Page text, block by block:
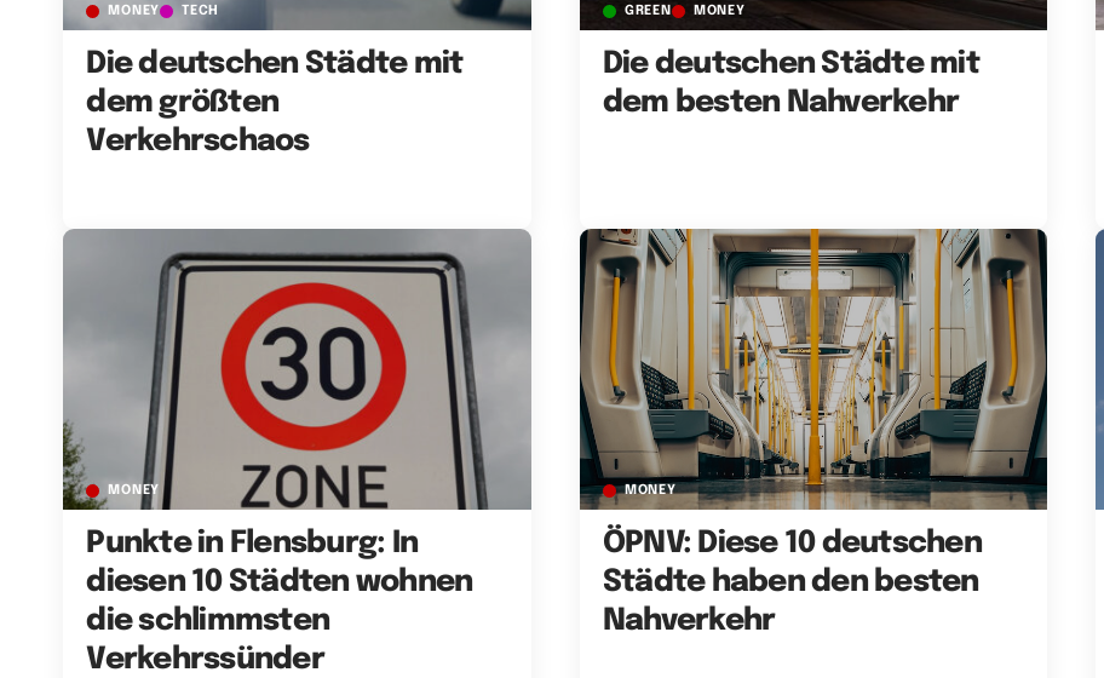
MONEY TECH
Die deutschen Städte mit
dem größten
Verkehrschaos
GREEN MONEY
Die deutschen Städte mit
dem besten Nahverkehr
MONEY
Punkte in Flensburg: In
diesen 10 Städten wohnen
die schlimmsten
Verkehrssünder
MONEY
ÖPNV: Diese 10 deutschen
Städte haben den besten
Nahverkehr